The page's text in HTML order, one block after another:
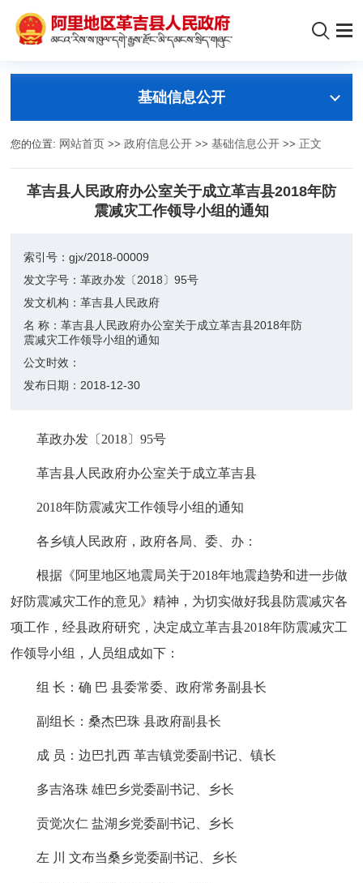
基础信息公开
您的位置: 网站首页 >>政府信息公开 >>基础信息公开 >> 正文
革吉县人民政府办公室关于成立革吉县2018年防
震减灾工作领导小组的通知
索引号：gjx/2018-00009
发文字号：革政办发〔2018〕95号
发文机构：革吉县人民政府
名 称：革吉县人民政府办公室关于成立革吉县2018年防
震减灾工作领导小组的通知
公文时效：
发布日期： 2018-12-30
革政办发〔2018〕95号
革吉县人民政府办公室关于成立革吉县
2018年防震减灾工作领导小组的通知
各乡镇人民政府，政府各局、委、办：
根据《阿里地区地震局关于2018年地震趋势和进一步做
好防震减灾工作的意见》精神，为切实做好我县防震减灾各
项工作，经县政府研究，决定成立革吉县2018年防震减灾工
作领导小组，人员组成如下：
组 长：确 巴 县委常委、政府常务副县长
副组长：桑杰巴珠 县政府副县长
成 员：边巴扎西 革吉镇党委副书记、镇长
多吉洛珠 雄巴乡党委副书记、乡长
贡觉次仁 盐湖乡党委副书记、乡长
左 川 文布当桑乡党委副书记、乡长